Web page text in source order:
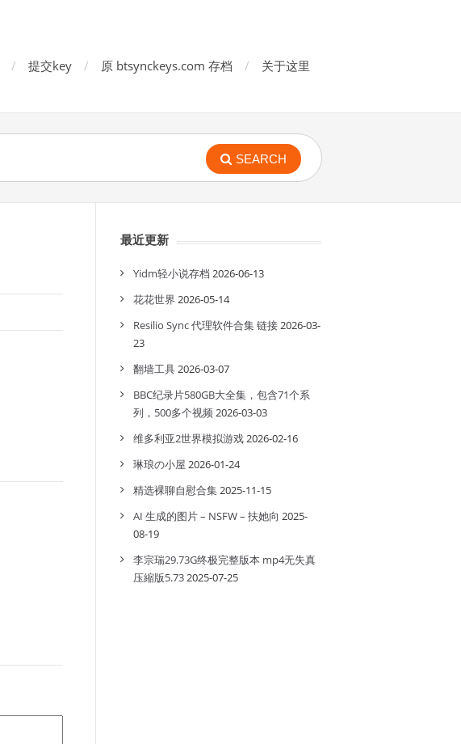
提交key 原 btsynckeys.com 存档 关于这里
SEARCH
最近更新
Yidm轻小说存档 2026-06-13
花花世界 2026-05-14
Resilio Sync 代理软件合集 链接2026-03-
23
翻墙工具2026-03-07
BBC纪录片580GB大全集，包含71个系
列，500多个视频2026-03-03
维多利亚2世界模拟游戏2026-02-16
琳琅の小屋 2026-01-24
精选裸聊自慰合集2025-11-15
AI 生成的图片 – NSFW – 扶她向 2025-
08-19
李宗瑞29.73G终极完整版本 mp4无失真
压縮版5.732025-07-25